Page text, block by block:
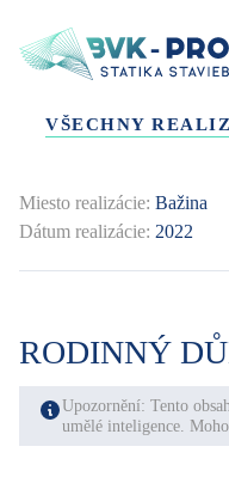
VŠECHNY
Dátum realizácie: 2022
Miesto realizácie: Bažina
RODINNÝ
Upozornění: Tento
umělé inteligence.